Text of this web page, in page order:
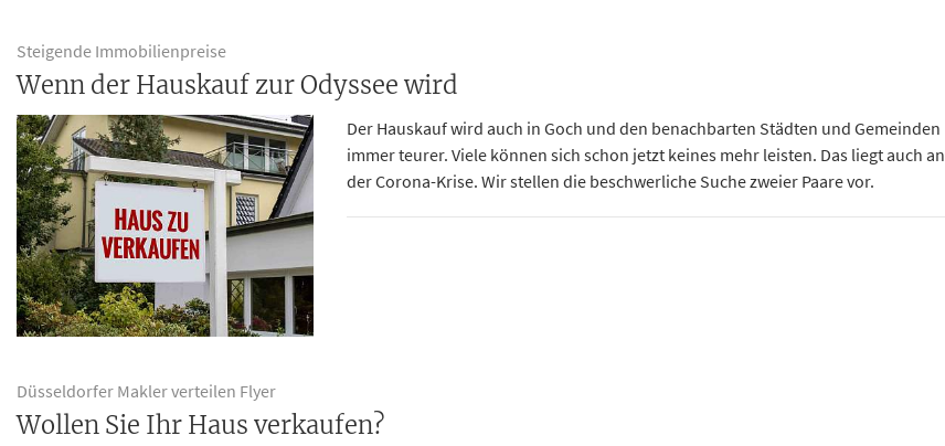
Steigende Immobilienpreise
Wenn der Hauskauf zur Odyssee wird
Der Hauskauf wird auch in Goch und den benachbarten Städten und Gemeinden
immer teurer. Viele können sich schon jetzt keines mehr leisten. Das liegt auch an
der Corona-Krise. Wir stellen die beschwerliche Suche zweier Paare vor.
Düsseldorfer Makler verteilen Flyer
Wollen Sie Ihr Haus verkaufen?